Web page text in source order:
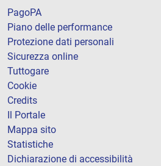
PagoPA
Piano delle performance
Protezione dati personali
Sicurezza online
Tuttogare
Cookie
Credits
Il Portale
Mappa sito
Statistiche
Dichiarazione di accessibilità